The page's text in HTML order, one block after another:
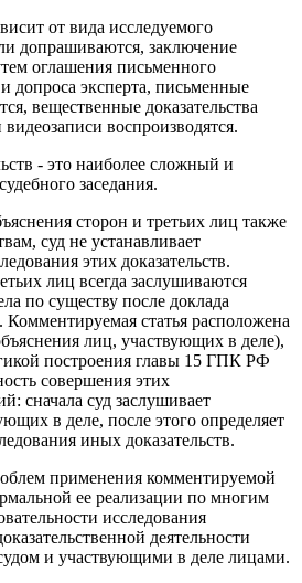
от вида исследуемого
допрашиваются, заключение
оглашения письменного
допроса эксперта, письменные
вещественные доказательства
воспроизводятся.
- это наиболее сложный и
заседания.
сторон и третьих лиц также
суд не устанавливает
этих доказательств.
лиц всегда заслушиваются
по существу после доклада
Комментируемая статья расположена
лиц, участвующих в деле),
построения главы 15 ГПК РФ
совершения этих
сначала суд заслушивает
в деле, после этого определяет
иных доказательств.
применения комментируемой
ее реализации по многим
исследования
деятельности
и участвующими в деле лицами.